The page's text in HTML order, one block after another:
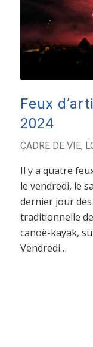
Feux
2024
CADRE DE VIE,
Il y a quatre
le vendredi, le
dernier jour
traditionnelle
canoë-kayak,
Vendredi…